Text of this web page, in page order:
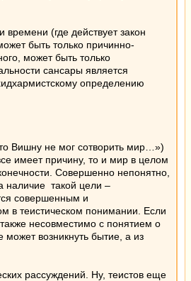
(где действует закон
быть только причинно-
может быть только
сансары является
определению
Вишну не мог сотворить мир…»)
имеет причину, то и мир в целом
Совершенно непонятно,
наличие такой цели –
совершенным и
в теистическом понимании. Если
несовместимо с понятием о
возникнуть бытие, а из
рассуждений. Ну, теистов еще